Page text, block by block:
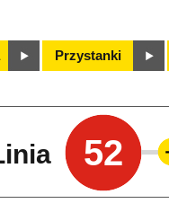
Przystanki
52